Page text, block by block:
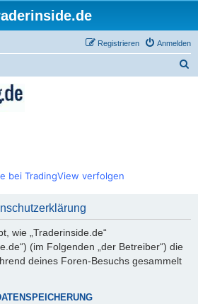
Anmelden
Registrieren
bei TradingView verfolgen
wie „Traderinside.de“
(im Folgenden „der Betreiber“) die
deines Foren-Besuchs gesammelt